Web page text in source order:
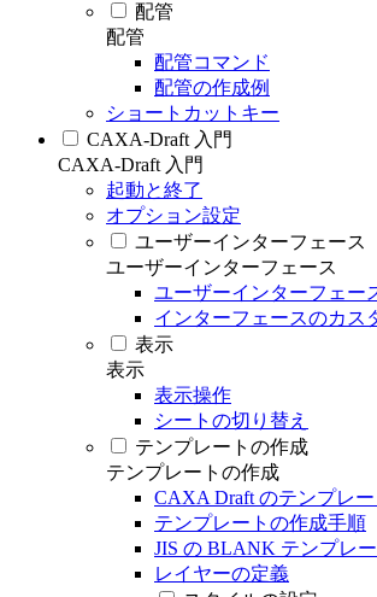
配管
配管
配管コマンド
配管の作成例
ショートカットキー
CAXA-Draft 入門
CAXA-Draft 入門
起動と終了
オプション設定
ユーザーインターフェース
ユーザーインターフェース
ユーザーインターフェー
インターフェースのカス
表示
表示
表示操作
シートの切り替え
テンプレートの作成
テンプレートの作成
CAXA Draft のテンプレ
テンプレートの作成手順
JIS の BLANK テンプレー
レイヤーの定義